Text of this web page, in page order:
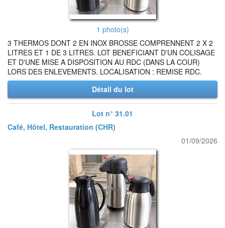
1 photo(s)
3 THERMOS DONT 2 EN INOX BROSSE COMPRENNENT 2 X 2
LITRES ET 1 DE 3 LITRES. LOT BENEFICIANT D'UN COLISAGE
ET D'UNE MISE A DISPOSITION AU RDC (DANS LA COUR)
LORS DES ENLEVEMENTS. LOCALISATION : REMISE RDC.
Détail du lot
Lot n° 31.01
Café, Hôtel, Restauration (CHR)
01/09/2026